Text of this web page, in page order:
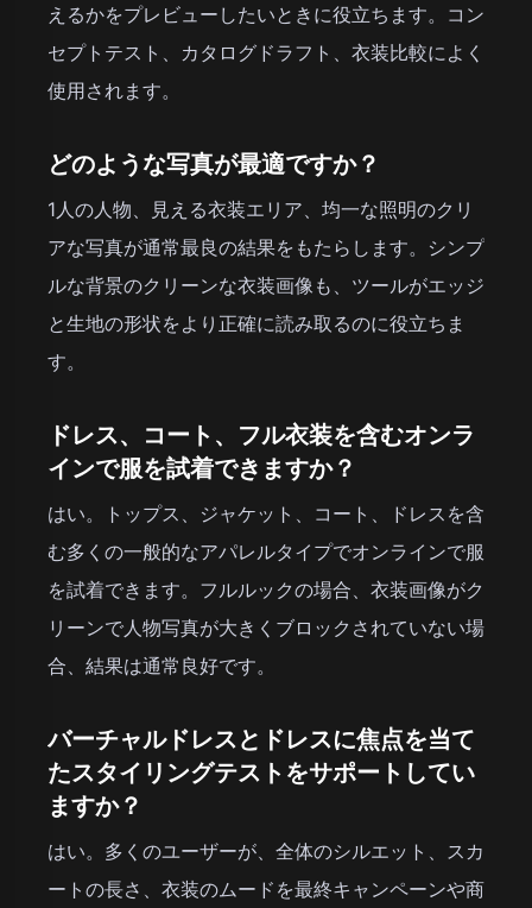
えるかをプレビューしたいときに役立ちます。コン
セプトテスト、カタログドラフト、衣装比較によく
使用されます。
どのような写真が最適ですか？
1人の人物、見える衣装エリア、均一な照明のクリ
アな写真が通常最良の結果をもたらします。シンプ
ルな背景のクリーンな衣装画像も、ツールがエッジ
と生地の形状をより正確に読み取るのに役立ちま
す。
ドレス、コート、フル衣装を含むオンラ
インで服を試着できますか？
はい。トップス、ジャケット、コート、ドレスを含
む多くの一般的なアパレルタイプでオンラインで服
を試着できます。フルルックの場合、衣装画像がク
リーンで人物写真が大きくブロックされていない場
合、結果は通常良好です。
バーチャルドレスとドレスに焦点を当て
たスタイリングテストをサポートしてい
ますか？
はい。多くのユーザーが、全体のシルエット、スカ
ートの長さ、衣装のムードを最終キャンペーンや商